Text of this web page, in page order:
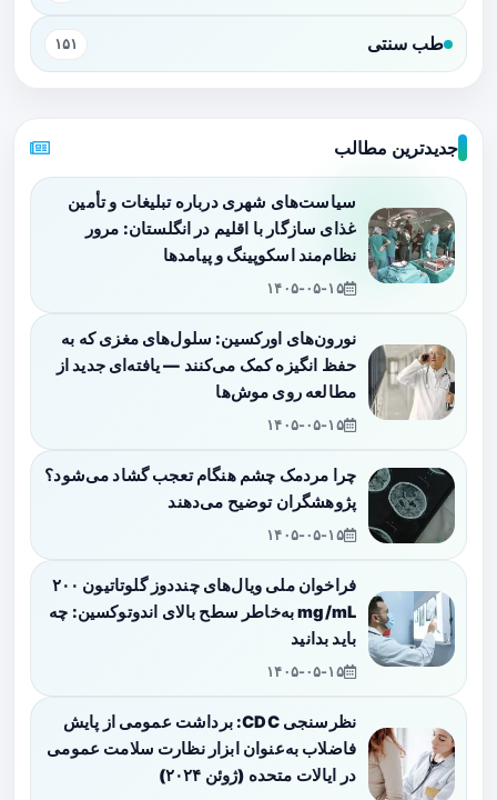
طب سنتی ۱۵۱
جدیدترین مطالب
سیاست‌های شهری درباره تبلیغات و تأمین
غذای سازگار با اقلیم در انگلستان: مرور
نظام‌مند اسکوپینگ و پیامدها
۱۴۰۵-۰۵-۱۵
نورون‌های اورکسین: سلول‌های مغزی که به
حفظ انگیزه کمک می‌کنند — یافته‌ای جدید از
مطالعه روی موش‌ها
۱۴۰۵-۰۵-۱۵
چرا مردمک چشم هنگام تعجب گشاد می‌شود؟
پژوهشگران توضیح می‌دهند
۱۴۰۵-۰۵-۱۵
فراخوان ملی ویال‌های چنددوز گلوتاتیون ۲۰۰
mg/mL به‌خاطر سطح بالای اندوتوکسین: چه
باید بدانید
۱۴۰۵-۰۵-۱۵
نظرسنجی CDC: برداشت عمومی از پایش
فاضلاب به‌عنوان ابزار نظارت سلامت عمومی
در ایالات متحده (ژوئن ۲۰۲۴)